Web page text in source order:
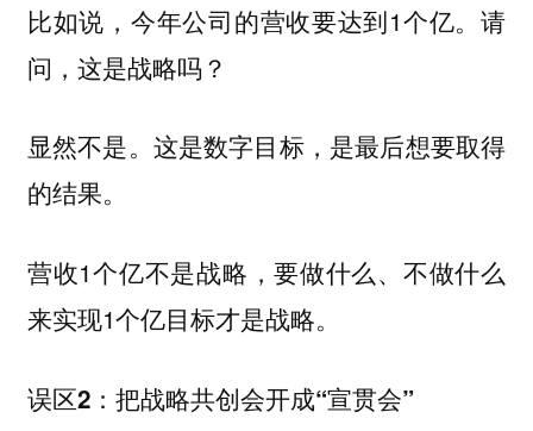
比如说，今年公司的营收要达到1个亿。请
问，这是战略吗？
显然不是。这是数字目标，是最后想要取得
的结果。
营收1个亿不是战略，要做什么、不做什么
来实现1个亿目标才是战略。
误区2：把战略共创会开成“宣贯会”